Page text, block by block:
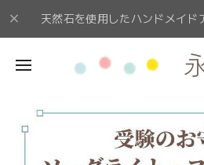
天然石を使用したハンドメイド